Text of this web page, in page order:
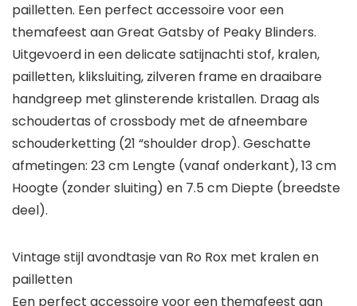
pailletten. Een perfect accessoire voor een
themafeest aan Great Gatsby of Peaky Blinders.
Uitgevoerd in een delicate satijnachti stof, kralen,
pailletten, kliksluiting, zilveren frame en draaibare
handgreep met glinsterende kristallen. Draag als
schoudertas of crossbody met de afneembare
schouderketting (21 “shoulder drop). Geschatte
afmetingen: 23 cm Lengte (vanaf onderkant), 13 cm
Hoogte (zonder sluiting) en 7.5 cm Diepte (breedste
deel).
Vintage stijl avondtasje van Ro Rox met kralen en
pailletten
Een perfect accessoire voor een themafeest aan